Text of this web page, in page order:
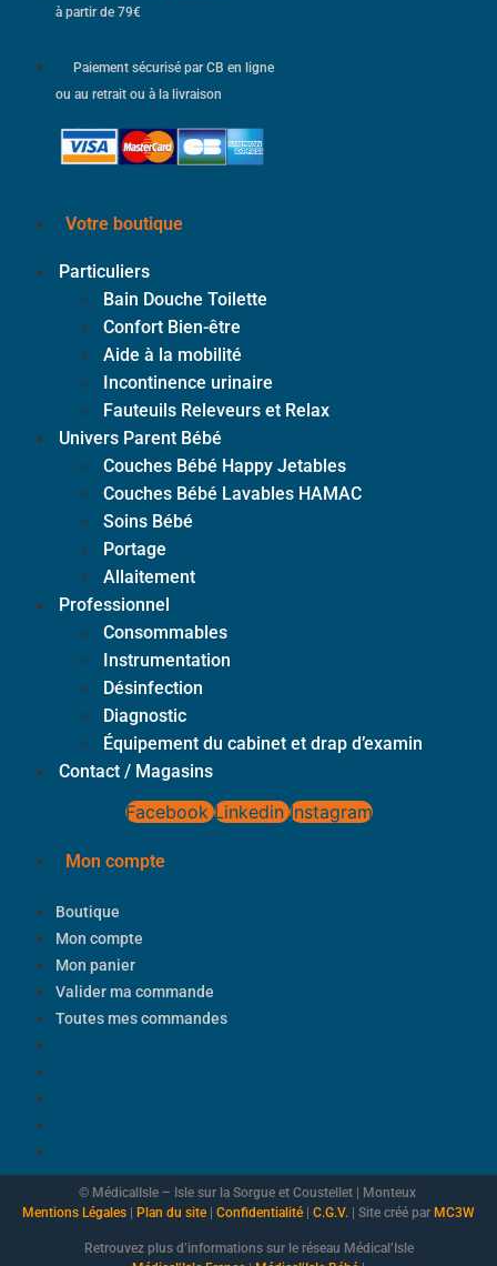
à partir de 79€
Paiement sécurisé par CB en ligne
ou au retrait ou à la livraison
Votre boutique
Particuliers
Bain Douche Toilette
Confort Bien-être
Aide à la mobilité
Incontinence urinaire
Fauteuils Releveurs et Relax
Univers Parent Bébé
Couches Bébé Happy Jetables
Couches Bébé Lavables HAMAC
Soins Bébé
Portage
Allaitement
Professionnel
Consommables
Instrumentation
Désinfection
Diagnostic
Équipement du cabinet et drap d’examin
Contact / Magasins
Facebook Linkedin Instagram
Mon compte
Boutique
Mon compte
Mon panier
Valider ma commande
Toutes mes commandes
© MédicalIsle – Isle sur la Sorgue et Coustellet | Monteux
Mentions Légales | Plan du site | Confidentialité | C.G.V. | Site créé par MC3W
Retrouvez plus d’informations sur le réseau Médical’Isle